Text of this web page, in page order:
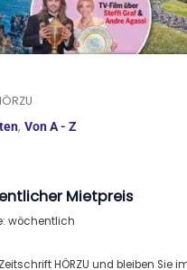
,Von A - Z
Mietpreis
wöchentlich
HÖRZU und bleiben Sie